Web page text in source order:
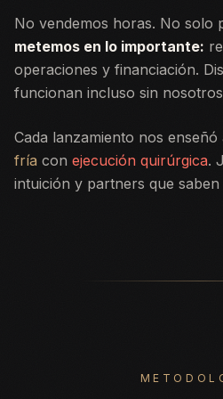
No vendemos horas. No solo
metemos en lo importante:
operaciones y financiación.
funcionan incluso sin
Cada lanzamiento nos
fría con ejecución quirúrgica.
intuición y partners que